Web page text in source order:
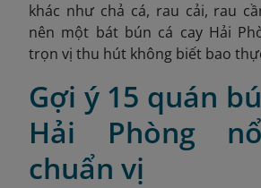
khác như chả cá, rau cải, rau
nên một bát bún cá cay Hải
trọn vị thu hút không biết bao
Gợi ý 15 quán
Hải Phòng
chuẩn vị